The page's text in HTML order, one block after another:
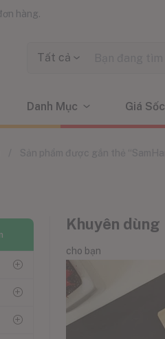
hàng.
Tất cả
Danh Mục Giá Sốc
Khuyên dùng
cho bạn